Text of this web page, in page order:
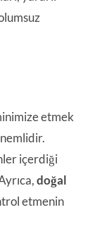
etmek
içerdiği
doğal
etmenin